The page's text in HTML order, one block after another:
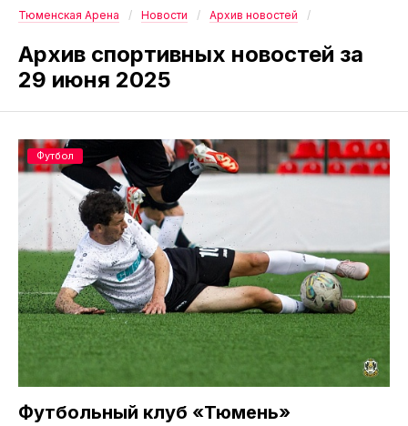
Тюменская Арена Новости Архив новостей
Архив спортивных новостей за
29 июня 2025
Футбольный клуб «Тюмень»
Футбол